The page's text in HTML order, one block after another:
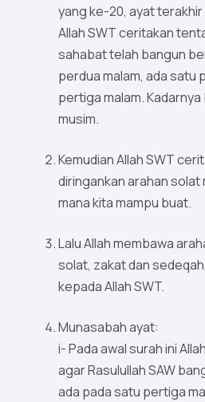
yang ke-20, ayat terakhir
Allah SWT ceritakan
sahabat telah bangun
perdua malam, ada satu
pertiga malam.
musim.
Kemudian Allah SWT
diringankan arahan solat
mana kita mampu buat.
Lalu Allah membawa
solat, zakat dan
kepada Allah SWT.
Munasabah ayat:
i- Pada awal surah ini
agar Rasulullah SAW
ada pada satu pertiga